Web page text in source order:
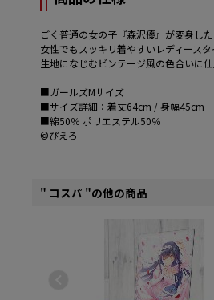
ごく普通の女の子『森沢優』が変身し
女性でもスッキリ着やすいレディース
生地になじむビンテージ風の色合いに
■ガールズMサイズ
■サイズ詳細：着丈64cm / 身幅45cm
■綿50％ ポリエステル50％
©ぴえろ
" コスパ "の他の商品